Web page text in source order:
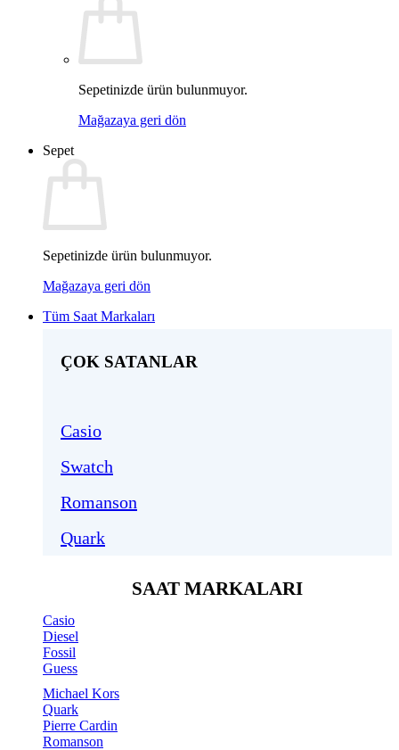
Sepetinizde ürün bulunmuyor.
Mağazaya geri dön
Sepet
Sepetinizde ürün bulunmuyor.
Mağazaya geri dön
Tüm Saat Markaları
ÇOK SATANLAR
Casio
Swatch
Romanson
Quark
SAAT MARKALARI
Casio
Diesel
Fossil
Guess
Michael Kors
Quark
Pierre Cardin
Romanson